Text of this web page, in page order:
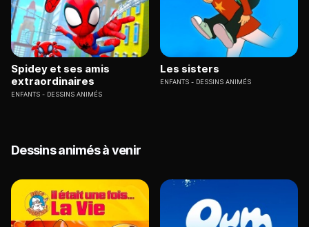
Spidey et ses amis
extraordinaires
ENFANTS DESSINS ANIMÉS
Les sisters
ENFANTS DESSINS ANIMÉS
Dessins animés à venir